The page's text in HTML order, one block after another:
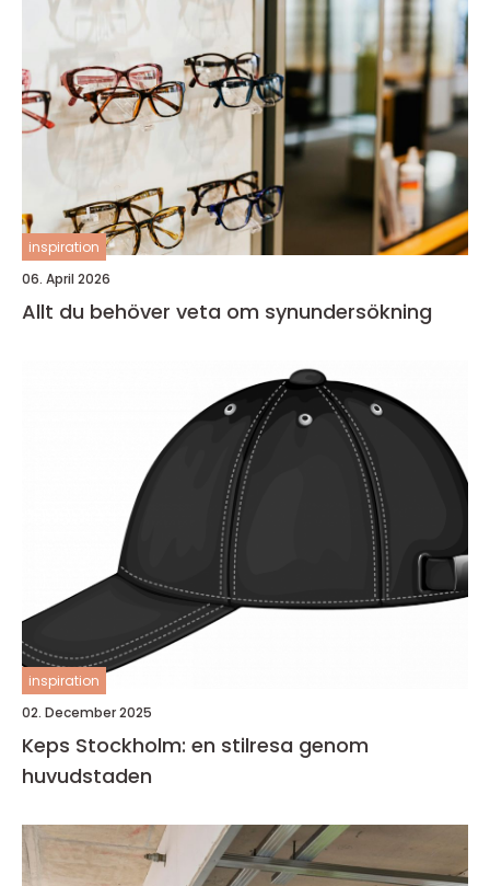
inspiration
06. April 2026
Allt du behöver veta om synundersökning
inspiration
02. December 2025
Keps Stockholm: en stilresa genom
huvudstaden